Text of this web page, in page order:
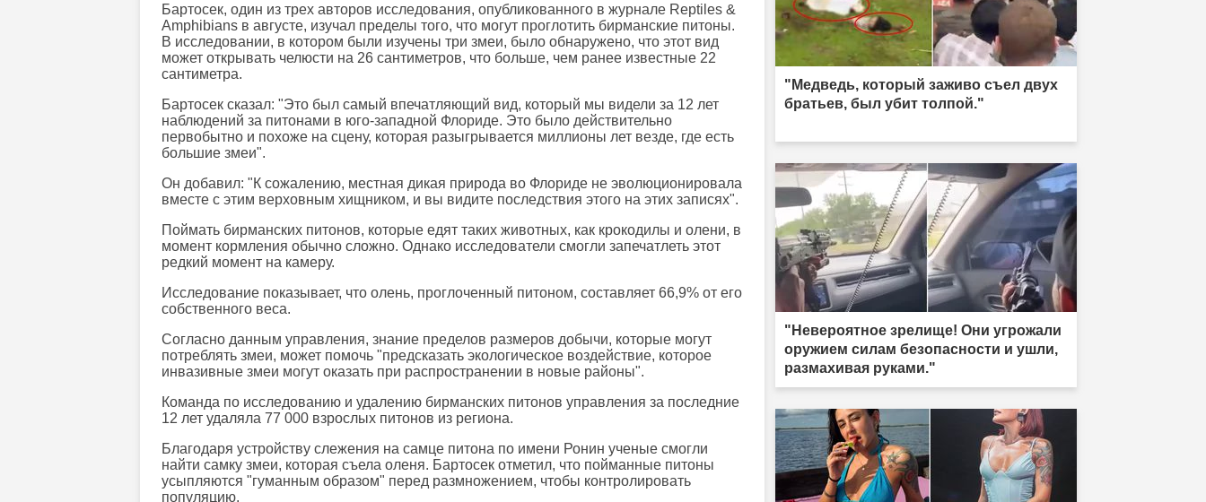
Бартосек, один из трех авторов исследования, опубликованного в журнале Reptiles &
Amphibians в августе, изучал пределы того, что могут проглотить бирманские питоны.
В исследовании, в котором были изучены три змеи, было обнаружено, что этот вид
может открывать челюсти на 26 сантиметров, что больше, чем ранее известные 22
сантиметра.
Бартосек сказал: "Это был самый впечатляющий вид, который мы видели за 12 лет
наблюдений за питонами в юго-западной Флориде. Это было действительно
первобытно и похоже на сцену, которая разыгрывается миллионы лет везде, где есть
большие змеи".
Он добавил: "К сожалению, местная дикая природа во Флориде не эволюционировала
вместе с этим верховным хищником, и вы видите последствия этого на этих записях".
Поймать бирманских питонов, которые едят таких животных, как крокодилы и олени, в
момент кормления обычно сложно. Однако исследователи смогли запечатлеть этот
редкий момент на камеру.
Исследование показывает, что олень, проглоченный питоном, составляет 66,9% от его
собственного веса.
Согласно данным управления, знание пределов размеров добычи, которые могут
потреблять змеи, может помочь "предсказать экологическое воздействие, которое
инвазивные змеи могут оказать при распространении в новые районы".
Команда по исследованию и удалению бирманских питонов управления за последние
12 лет удаляла 77 000 взрослых питонов из региона.
Благодаря устройству слежения на самце питона по имени Ронин ученые смогли
найти самку змеи, которая съела оленя. Бартосек отметил, что пойманные питоны
усыпляются "гуманным образом" перед размножением, чтобы контролировать
популяцию.
"Медведь, который заживо съел двух
братьев, был убит толпой."
"Невероятное зрелище! Они угрожали
оружием силам безопасности и ушли,
размахивая руками."